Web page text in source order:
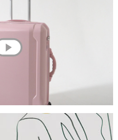
Have A Rest!
та отримай знижку
покупку